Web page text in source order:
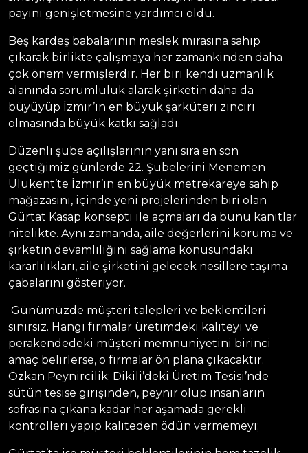
payını genişletmesine yardımcı oldu.
Beş kardeş babalarının meslek mirasına sahip
çıkarak birlikte çalışmaya her zamankinden daha
çok önem vermişlerdir. Her biri kendi uzmanlık
alanında sorumluluk alarak şirketin daha da
büyüyüp İzmir’in en büyük şarküteri zinciri
olmasında büyük katkı sağladı.
Düzenli şube açılışlarının yanı sıra en son
geçtiğimiz günlerde 22. Şubelerini Menemen
Ulukent’te İzmir’in en büyük metrekareye sahip
mağazasını, içinde yeni projelerinden biri olan
Gürtat Kasap konsepti ile açmaları da bunu kanıtlar
nitelikte. Aynı zamanda, aile değerlerini koruma ve
şirketin devamlılığını sağlama konusundaki
kararlılıkları, aile şirketini gelecek nesillere taşıma
çabalarını gösteriyor.
Günümüzde müşteri talepleri ve beklentileri
sınırsız. Hangi firmalar üretimdeki kaliteyi ve
perakendedeki müşteri memnuniyetini birinci
amaç belirlerse, o firmalar ön plana çıkacaktır.
Özkan Peynircilik; Dikili’deki Üretim Tesisi’nde
sütün tesise girişinden, peynir olup insanların
sofrasına çıkana kadar her aşamada gerekli
kontrolleri yapıp kaliteden ödün vermemeyi;